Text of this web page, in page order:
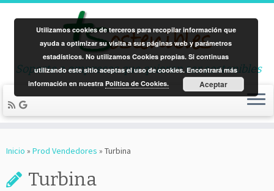
Soporte a empresas que quieren ser sostenibles
Inicio » Prod Vendedores » Turbina
Turbina
Utilizamos cookies de terceros para recopilar información que
ayuda a optimizar su visita a sus páginas web y parámetros
estadísticos. No utilizamos Cookies propias. Si continuas
utilizando este sitio aceptas el uso de cookies. Encontrará más
información en nuestra Política de Cookies. Aceptar